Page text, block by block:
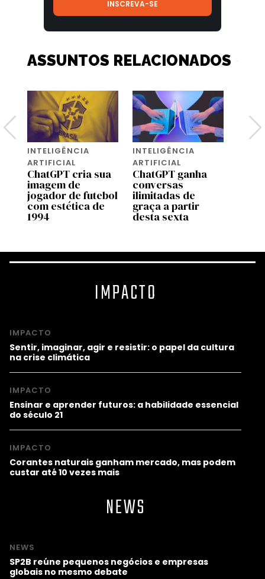
ASSUNTOS RELACIONADOS
INTELIGÊNCIA
ARTIFICIAL
ChatGPT cria sua
imagem de
jogador de futebol
com estética de
1994
INTELIGÊNCIA
ARTIFICIAL
ChatGPT ganha
conversas
ilimitadas de
graça a partir
desta sexta
IMPACTO
IMPACTO
Sentir, imaginar, agir e resistir: o papel da cultura
na crise climática
IMPACTO
Ensinar e aprender futuros: a habilidade essencial
do século 21
IMPACTO
Corantes naturais ganham mercado, mas podem
custar até 10 vezes mais
NEWS
NEWS
SP2B reúne pequenos negócios e empresas
globais no mesmo debate